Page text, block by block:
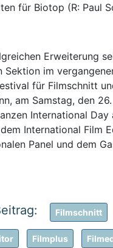
für Biotop (R: Paul
Erweiterung
Sektion im
für Filmschnitt
am Samstag, den
International Day
International Film
Panel und dem
Filmschnitt
Filmplus